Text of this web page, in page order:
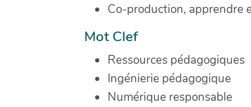
Co-production, apprendre
Mot Clef
Ressources pédagogiques
Ingénierie pédagogique
Numérique responsable